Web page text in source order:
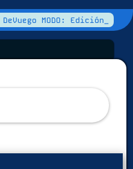
MODO: Edición_